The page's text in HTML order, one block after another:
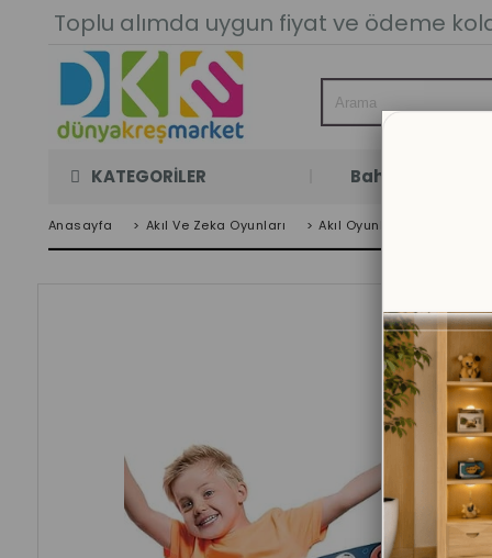
Toplu alımda uygun fiyat ve ödeme
KATEGORİLER Bahçe Oyun
Anasayfa > Akıl Ve Zeka Oyunları > Akıl Oyunları